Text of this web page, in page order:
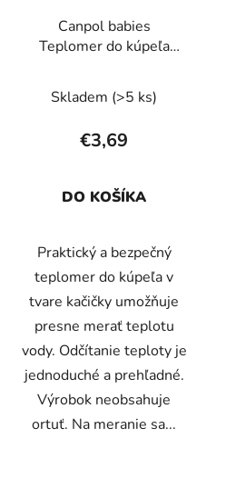
Canpol babies
Teplomer do kúpeľa
Skladem (>5 ks)
€3,69
DO KOŠÍKA
Praktický a bezpečný
teplomer do kúpeľa v
tvare kačičky umožňuje
presne merať teplotu
vody. Odčítanie teploty je
jednoduché a prehľadné.
Výrobok neobsahuje
ortuť. Na meranie sa...